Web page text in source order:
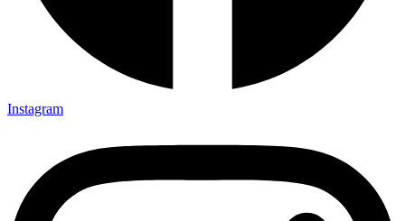
Instagram